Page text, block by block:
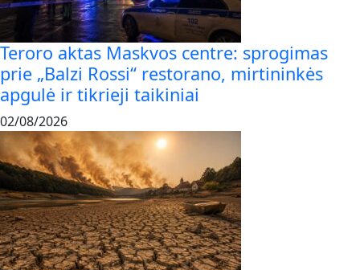
Teroro aktas Maskvos centre: sprogimas
prie „Balzi Rossi“ restorano, mirtininkės
apgulė ir tikrieji taikiniai
02/08/2026